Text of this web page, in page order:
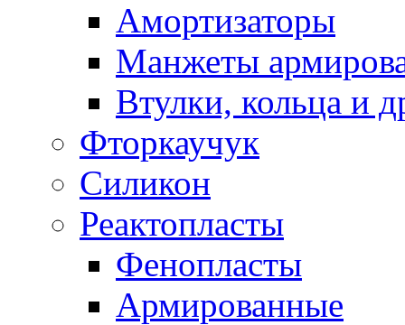
Амортизаторы
Манжеты
Втулки, кольца и
Фторкаучук
Силикон
Реактопласты
Фенопласты
Армированные